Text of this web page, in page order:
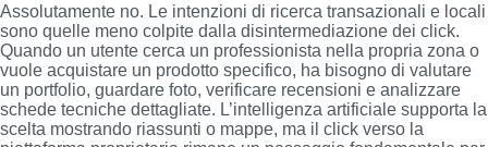
Assolutamente no. Le intenzioni di ricerca transazionali e locali
sono quelle meno colpite dalla disintermediazione dei click.
Quando un utente cerca un professionista nella propria zona o
vuole acquistare un prodotto specifico, ha bisogno di valutare
un portfolio, guardare foto, verificare recensioni e analizzare
schede tecniche dettagliate. L’intelligenza artificiale supporta la
scelta mostrando riassunti o mappe, ma il click verso la